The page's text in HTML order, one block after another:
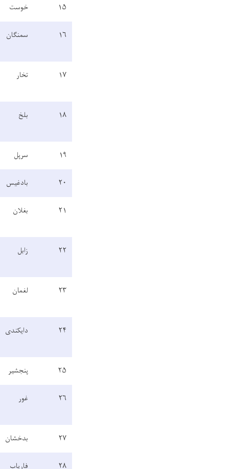
۱۵ خوست
۱۶ سمنګان
۱۷ تخار
۱۸ بلخ
۱۹ سرپل
۲۰ بادغیس
۲۱ بغلان
۲۲ زابل
۲۳ لغمان
۲۴ دایکندی
۲۵ پنجشیر
۲۶ غور
۲۷ بدخشان
۲۸ فاریاب